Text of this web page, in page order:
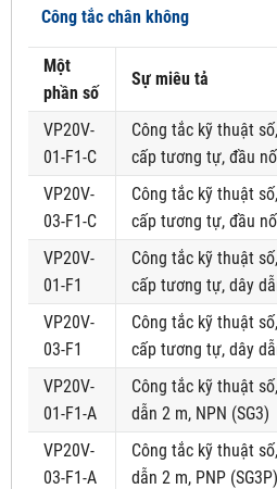
Công tắc chân không
Một
phần số
Sự miêu tả
VP20V-
01-F1-C
Công tắc kỹ thuật
cấp tương tự, đầu
VP20V-
03-F1-C
Công tắc kỹ thuật
cấp tương tự, đầu
VP20V-
01-F1
Công tắc kỹ thuật
cấp tương tự, dây
VP20V-
03-F1
Công tắc kỹ thuật
cấp tương tự, dây
VP20V-
01-F1-A
Công tắc kỹ thuật
dẫn 2 m, NPN (SG3)
VP20V-
03-F1-A
Công tắc kỹ thuật
dẫn 2 m, PNP (SG3P)